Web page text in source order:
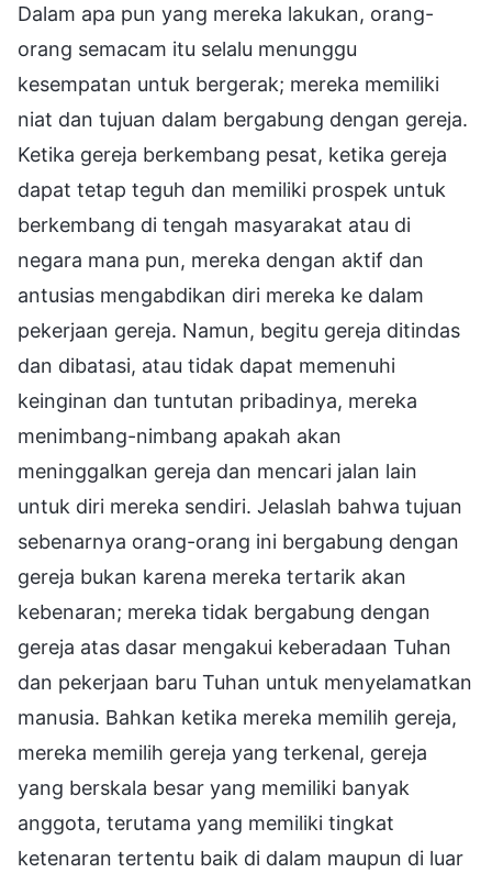
Dalam apa pun yang mereka lakukan, orang-
orang semacam itu selalu menunggu
kesempatan untuk bergerak; mereka memiliki
niat dan tujuan dalam bergabung dengan gereja.
Ketika gereja berkembang pesat, ketika gereja
dapat tetap teguh dan memiliki prospek untuk
berkembang di tengah masyarakat atau di
negara mana pun, mereka dengan aktif dan
antusias mengabdikan diri mereka ke dalam
pekerjaan gereja. Namun, begitu gereja ditindas
dan dibatasi, atau tidak dapat memenuhi
keinginan dan tuntutan pribadinya, mereka
menimbang-nimbang apakah akan
meninggalkan gereja dan mencari jalan lain
untuk diri mereka sendiri. Jelaslah bahwa tujuan
sebenarnya orang-orang ini bergabung dengan
gereja bukan karena mereka tertarik akan
kebenaran; mereka tidak bergabung dengan
gereja atas dasar mengakui keberadaan Tuhan
dan pekerjaan baru Tuhan untuk menyelamatkan
manusia. Bahkan ketika mereka memilih gereja,
mereka memilih gereja yang terkenal, gereja
yang berskala besar yang memiliki banyak
anggota, terutama yang memiliki tingkat
ketenaran tertentu baik di dalam maupun di luar